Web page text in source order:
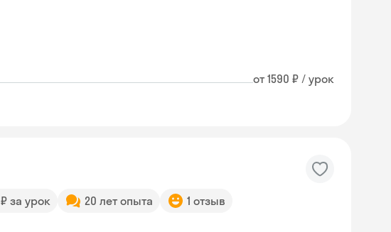
от 1590 ₽ / урок
за урок 20 лет опыта 1 отзыв